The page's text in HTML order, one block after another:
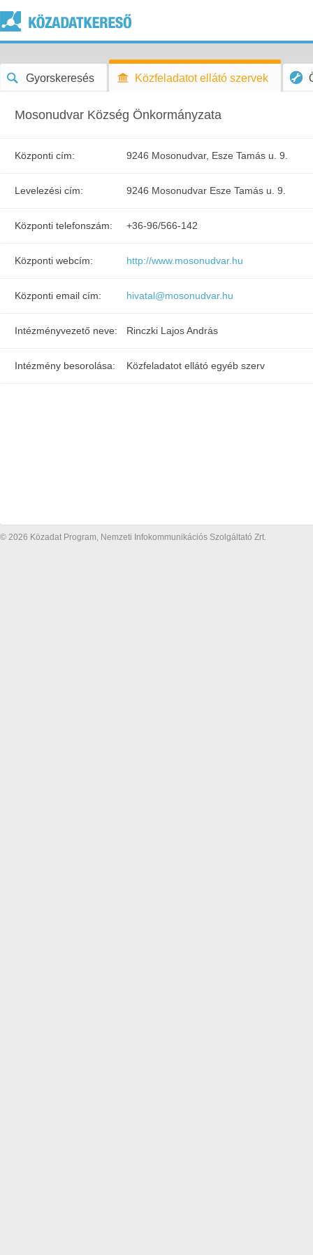
Gyorskeresés Közfeladatot ellátó szervek
Mosonudvar Község Önkormányzata
Központi cím: 9246 Mosonudvar, Esze Tamás u. 9.
Levelezési cím: 9246 Mosonudvar Esze Tamás u. 9.
Központi telefonszám: +36-96/566-142
Központi webcím: http://www.mosonudvar.hu
Központi email cím: hivatal@mosonudvar.hu
Intézményvezető neve: Rinczki Lajos András
Intézmény besorolása: Közfeladatot ellátó egyéb szerv
© 2026 Közadat Program, Nemzeti Infokommunikációs Szolgáltató Zrt.